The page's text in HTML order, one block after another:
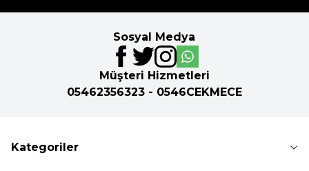
Sosyal Medya
Müşteri Hizmetleri
05462356323 - 0546CEKMECE
Kategoriler